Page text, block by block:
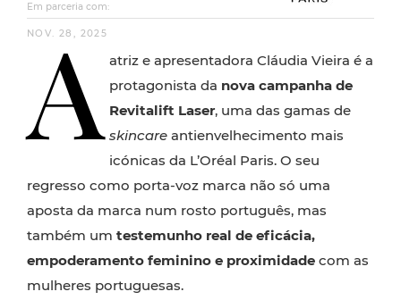
Em parceria com:
NOV. 28, 2025
A atriz e apresentadora Cláudia Vieira é a
protagonista da nova campanha de
Revitalift Laser, uma das gamas de
skincare antienvelhecimento mais
icónicas da L’Oréal Paris. O seu
regresso como porta-voz marca não só uma
aposta da marca num rosto português, mas
também um testemunho real de eficácia,
empoderamento feminino e proximidade com as
mulheres portuguesas.